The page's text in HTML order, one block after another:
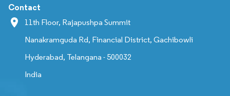
Contact
11th Floor, Rajapushpa Summit
Nanakramguda Rd, Financial District, Gachibowli
Hyderabad, Telangana - 500032
India